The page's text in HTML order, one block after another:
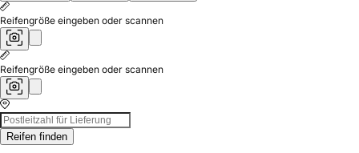
Reifengröße eingeben oder scannen
Reifengröße eingeben oder scannen
Reifen finden